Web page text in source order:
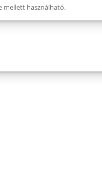
mellett használható.